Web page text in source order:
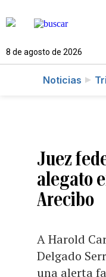
8 de agosto de 2026
Noticias
Juez
alegato
Arecibo
A Harold
Delgado
una alerta